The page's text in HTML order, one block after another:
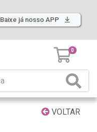
Baixe já nosso APP
0
VOLTAR